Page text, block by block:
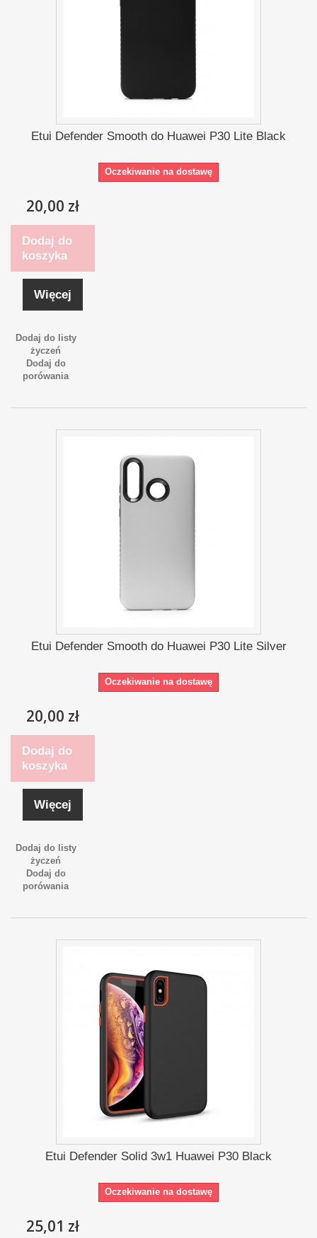
Etui Defender Smooth do Huawei P30 Lite Black
Oczekiwanie na dostawę
20,00 zł
Dodaj do
koszyka
Więcej
Dodaj do listy
życzeń
Dodaj do
porówania
Etui Defender Smooth do Huawei P30 Lite Silver
Oczekiwanie na dostawę
20,00 zł
Dodaj do
koszyka
Więcej
Dodaj do listy
życzeń
Dodaj do
porówania
Etui Defender Solid 3w1 Huawei P30 Black
Oczekiwanie na dostawę
25,01 zł